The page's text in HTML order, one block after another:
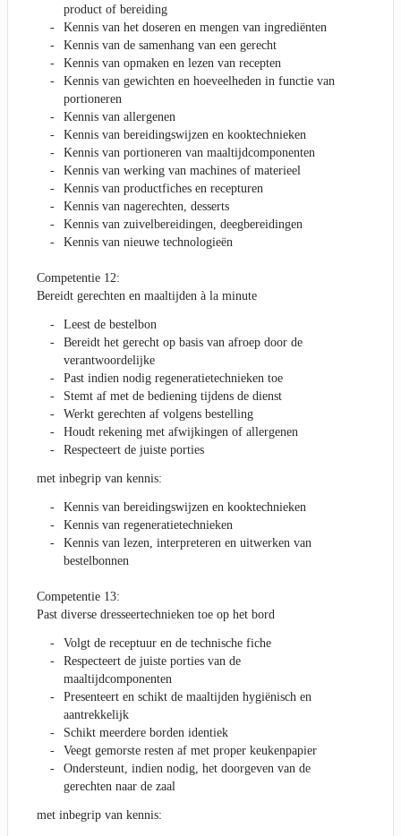
product of bereiding
Kennis van het doseren en mengen van ingrediënten
Kennis van de samenhang van een gerecht
Kennis van opmaken en lezen van recepten
Kennis van gewichten en hoeveelheden in functie van
portioneren
Kennis van allergenen
Kennis van bereidingswijzen en kooktechnieken
Kennis van portioneren van maaltijdcomponenten
Kennis van werking van machines of materieel
Kennis van productfiches en recepturen
Kennis van nagerechten, desserts
Kennis van zuivelbereidingen, deegbereidingen
Kennis van nieuwe technologieën
Competentie 12:
Bereidt gerechten en maaltijden à la minute
Leest de bestelbon
Bereidt het gerecht op basis van afroep door de
verantwoordelijke
Past indien nodig regeneratietechnieken toe
Stemt af met de bediening tijdens de dienst
Werkt gerechten af volgens bestelling
Houdt rekening met afwijkingen of allergenen
Respecteert de juiste porties
met inbegrip van kennis:
Kennis van bereidingswijzen en kooktechnieken
Kennis van regeneratietechnieken
Kennis van lezen, interpreteren en uitwerken van
bestelbonnen
Competentie 13:
Past diverse dresseertechnieken toe op het bord
Volgt de receptuur en de technische fiche
Respecteert de juiste porties van de
maaltijdcomponenten
Presenteert en schikt de maaltijden hygiënisch en
aantrekkelijk
Schikt meerdere borden identiek
Veegt gemorste resten af met proper keukenpapier
Ondersteunt, indien nodig, het doorgeven van de
gerechten naar de zaal
met inbegrip van kennis: